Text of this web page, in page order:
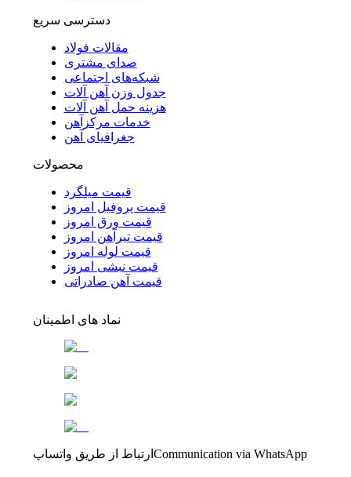
دسترسی سریع
مقالات فولاد
صدای مشتری
شبکه‌های اجتماعی
جدول وزن آهن آلات
هزینه حمل آهن آلات
خدمات مرکزآهن
جغرافیای آهن
محصولات
قیمت میلگرد
قیمت پروفیل امروز
قیمت ورق امروز
قیمت تیرآهن امروز
قیمت لوله امروز
قیمت نبشی امروز
قیمت آهن صادراتی
نماد های اطمینان
ارتباط از طریق واتساپ Communication via WhatsApp